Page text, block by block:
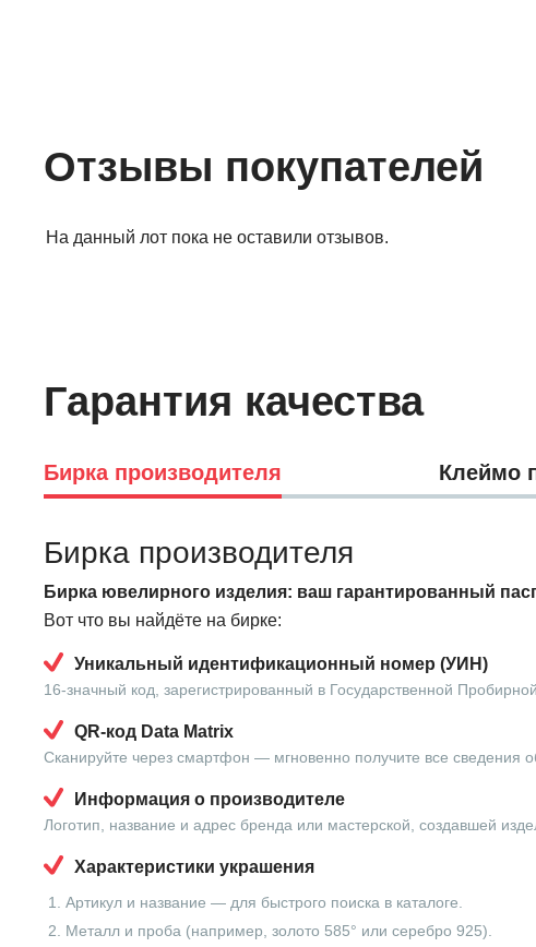
Отзывы покупателей
На данный лот пока не оставили отзывов.
Гарантия качества
Бирка производителя Клеймо
Бирка производителя
Бирка ювелирного изделия: ваш гарантированный
Вот что вы найдёте на бирке:
Уникальный идентификационный номер (УИН)
16-значный код, зарегистрированный в Государственной
QR-код Data Matrix
Сканируйте через смартфон — мгновенно получите все сведения
Информация о производителе
Логотип, название и адрес бренда или мастерской, создавшей
Характеристики украшения
Артикул и название — для быстрого поиска в каталоге.
Металл и проба (например, золото 585° или серебро 925).